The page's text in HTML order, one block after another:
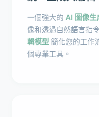
一個強大的 AI 圖像生
像和透過自然語言指
輯模型 簡化您的工作
個專業工具。